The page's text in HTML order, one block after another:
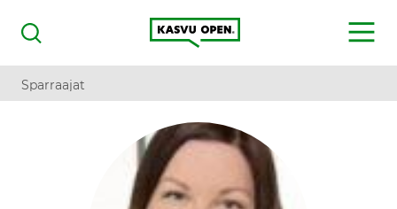
Haku
Kasvu Open
MENU
Sparraajat